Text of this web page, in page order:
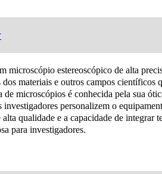
microscópio estereoscópico de alta
materiais e outros campos científicos
de microscópios é conhecida pela sua
personalizem o
qualidade e a capacidade de integrar
para investigadores.